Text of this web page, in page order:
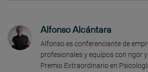
Alfonso Alcántara
Alfonso es conferenciante de
profesionales y equipos con rigor
Premio Extraordinario en